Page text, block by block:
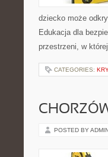
dziecko może
Edukacja dla
przestrzeni, w
CATEGORIES:
POSTED BY